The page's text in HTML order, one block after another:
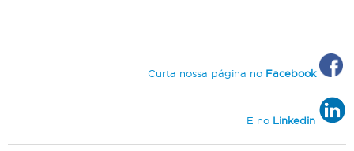
Curta nossa página no Facebook
E no Linkedin